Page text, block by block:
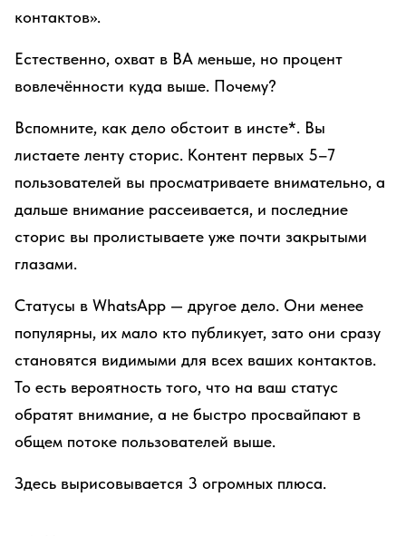
контактов».
Естественно, охват в ВА меньше, но процент
вовлечённости куда выше. Почему?
Вспомните, как дело обстоит в инсте*. Вы
листаете ленту сторис. Контент первых 5–7
пользователей вы просматриваете внимательно, а
дальше внимание рассеивается, и последние
сторис вы пролистываете уже почти закрытыми
глазами.
Статусы в WhatsApp — другое дело. Они менее
популярны, их мало кто публикует, зато они сразу
становятся видимыми для всех ваших контактов.
То есть вероятность того, что на ваш статус
обратят внимание, а не быстро просвайпают в
общем потоке пользователей выше.
Здесь вырисовывается 3 огромных плюса.